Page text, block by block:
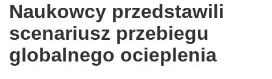
the
following
languages:
Naukowcy przedstawili
scenariusz przebiegu
globalnego ocieplenia